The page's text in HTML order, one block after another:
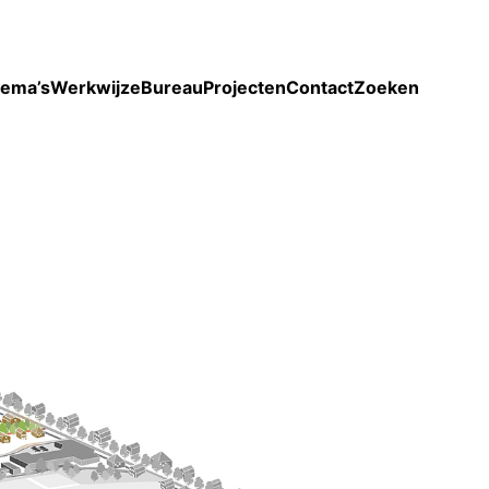
WerkwijzeBureauProjectenContactZoeken